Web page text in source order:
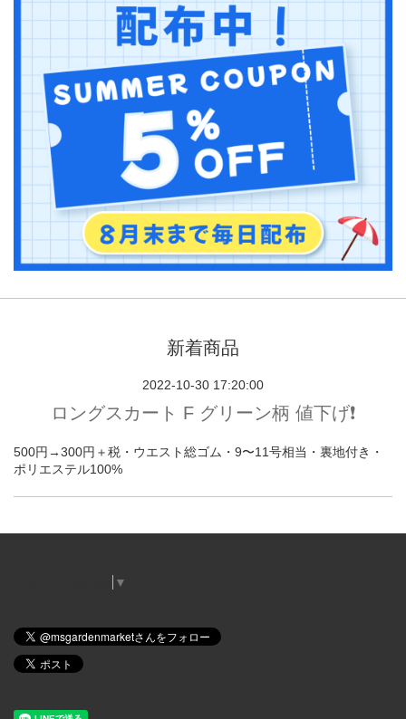
新着商品
2022-10-30 17:20:00
ロングスカート F グリーン柄 値下げ❗️
500円→300円＋税・ウエスト総ゴム・9〜11号相当・裏地付き・
ポリエステル100%
▼